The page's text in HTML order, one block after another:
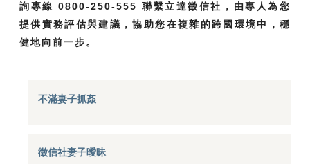
詢專線 0800-250-555 聯繫立達徵信社，由專人為您
提供實務評估與建議，協助您在複雜的跨國環境中，穩
健地向前一步。
不滿妻子抓姦
徵信社妻子曖昧